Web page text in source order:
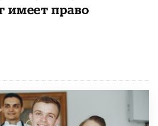
имеет право